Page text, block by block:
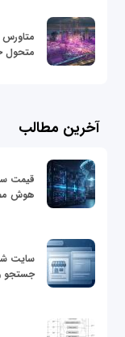
متحول
آخرین مطالب
هوش
سایت